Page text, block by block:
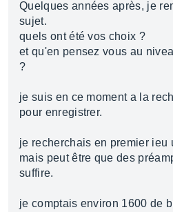
Quelques années après, je
sujet.
quels ont été vos choix ?
et qu'en pensez vous au
?
je suis en ce moment a la
pour enregistrer.
je recherchais en premier ieu
mais peut être que des
suffire.
je comptais environ 1600 de